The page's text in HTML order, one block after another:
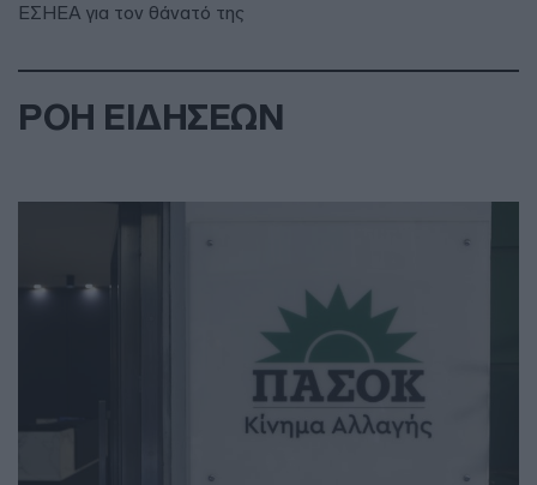
ΕΣΗΕΑ για τον θάνατό της
ΡΟΗ ΕΙΔΗΣΕΩΝ